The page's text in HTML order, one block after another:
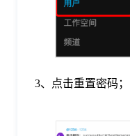
3、点击重置密码；